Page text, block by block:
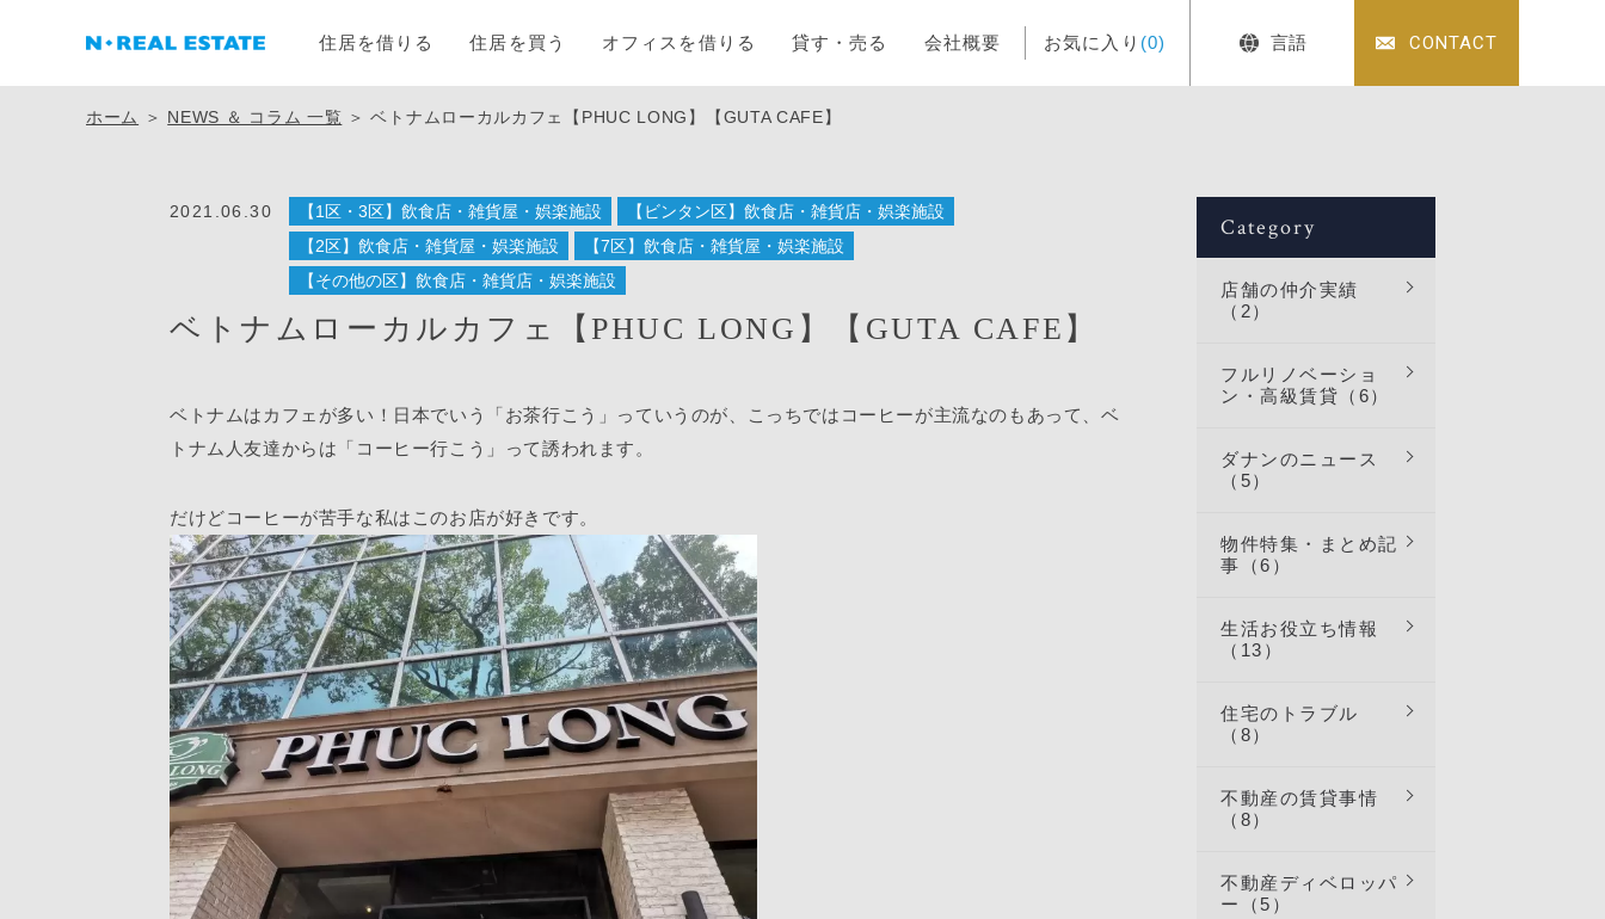
住居を借りる 住居を買う オフィスを借りる 貸す・売る 会社概要 お気に入り (0) 言語 CONTACT
ホーム ＞ NEWS ＆ コラム 一覧 ＞ベトナムローカルカフェ【PHUC LONG】【GUTA CAFE】
2021.06.30 【1区・3区】飲食店・雑貨屋・娯楽施設
【ビンタン区】飲食店・雑貨店・娯楽施設
【2区】飲食店・雑貨屋・娯楽施設
【7区】飲食店・雑貨屋・娯楽施設
【その他の区】飲食店・雑貨店・娯楽施設
ベトナムローカルカフェ【PHUC LONG】【GUTA CAFE】
ベトナムはカフェが多い！日本でいう「お茶行こう」っていうのが、こっちではコーヒーが主流なのもあって、ベ
トナム人友達からは「コーヒー行こう」って誘われます。
だけどコーヒーが苦手な私はこのお店が好きです。
Category
店舗の仲介実績
（2）
フルリノベーショ
ン・高級賃貸（6）
ダナンのニュース
（5）
物件特集・まとめ記
事（6）
生活お役立ち情報
（13）
住宅のトラブル
（8）
不動産の賃貸事情
（8）
不動産ディベロッパ
ー（5）